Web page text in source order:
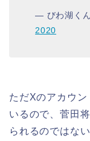
— びわ湖く
2020
ただXのアカウ
いるので、菅田
られるのではな